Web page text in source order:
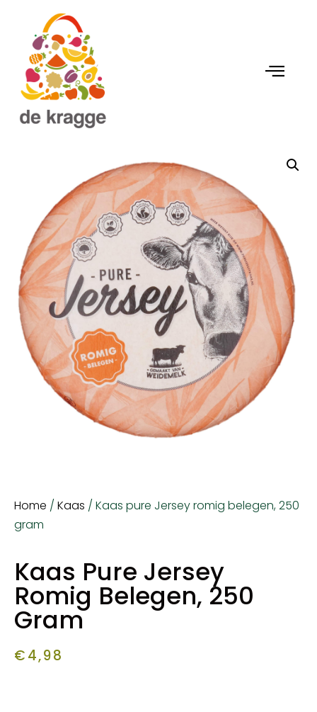
Home / Kaas / Kaas pure Jersey romig belegen, 250
gram
Kaas Pure Jersey
Romig Belegen, 250
Gram
€4,98